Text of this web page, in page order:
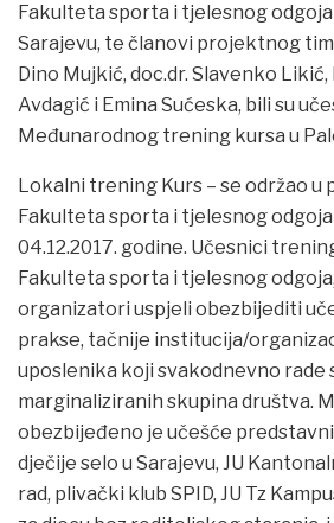
Fakulteta sporta i tjelesnog
Sarajevu, te članovi projektnog
Dino Mujkić, doc.dr. Slavenko
Avdagić i Emina Sućeska, bili su
Međunarodnog trening kursa u
Lokalni trening Kurs – se održao u
Fakulteta sporta i tjelesnog odgoja
04.12.2017. godine. Učesnici
Fakulteta sporta i tjelesnog
organizatori uspjeli obezbijediti
prakse, tačnije institucija/
uposlenika koji svakodnevno rade
marginaliziranih skupina društva.
obezbijeđeno je učešće
dječije selo u Sarajevu, JU
rad, plivački klub SPID, JU Tz